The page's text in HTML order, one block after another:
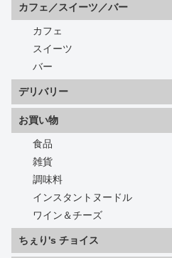
カフェ／スイーツ／バー
カフェ
スイーツ
バー
デリバリー
お買い物
食品
雑貨
調味料
インスタントヌードル
ワイン＆チーズ
ちぇり's チョイス